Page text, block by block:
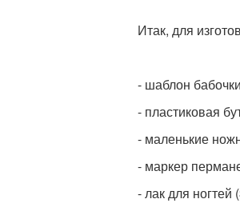
Итак, для
- шаблон
- пластиковая
- маленькие
- маркер
- лак для ногтей